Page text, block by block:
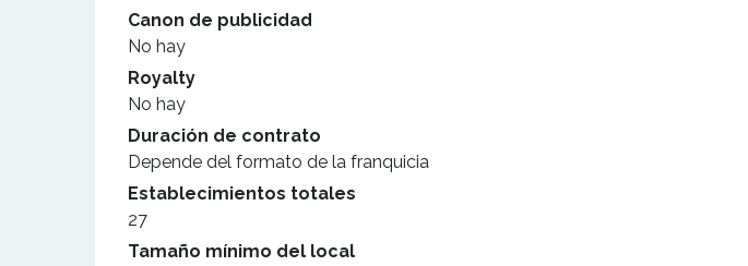
Canon de publicidad
No hay
Royalty
No hay
Duración de contrato
Depende del formato de la franquicia
Establecimientos totales
27
Tamaño mínimo del local